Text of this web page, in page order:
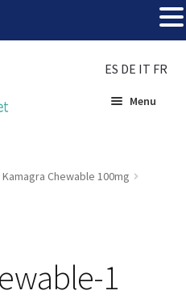
ES DE IT FR
Menu
Kamagra Chewable 100mg
1